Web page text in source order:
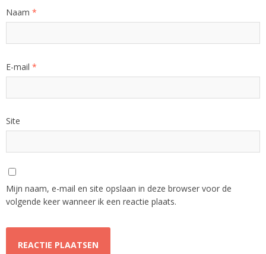
Naam *
E-mail *
Site
Mijn naam, e-mail en site opslaan in deze browser voor de
volgende keer wanneer ik een reactie plaats.